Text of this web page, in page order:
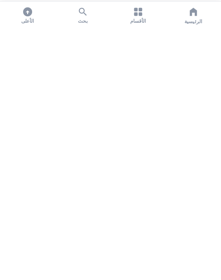
الرئيسية الأقسام بحث الأعلى